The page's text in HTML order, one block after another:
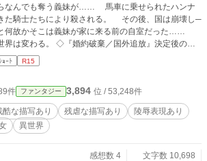
なんでも奪う義妹が…… 馬車に乗せられたハンナ
た騎士たちにより殺される。 その後、国は崩壊し─
／国外追放』決定後の話
◇なろうにも上げてます。 〔2026/02・大
ｮｰﾄ R15
件 ファンタジー 3,894 位 / 53,248件
酷な描写あり 残虐な描写あり
陵辱表現あり
異世界
感想数 4
文字数 10,698